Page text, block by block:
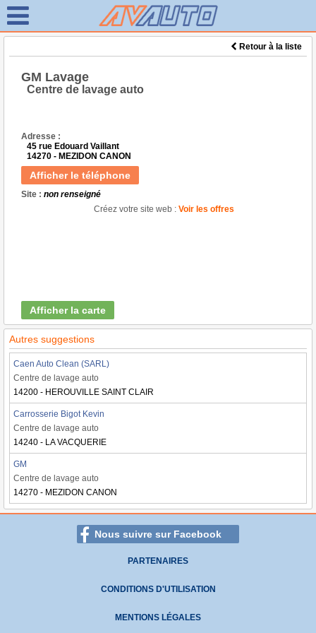
Retour à la liste
GM Lavage
Centre de lavage auto
Adresse :
45 rue Edouard Vaillant
14270 - MEZIDON CANON
Afficher le téléphone
Site : non renseigné
Créez votre site web : Voir les offres
Afficher la carte
Autres suggestions
Caen Auto Clean (SARL)
Centre de lavage auto
14200 - HEROUVILLE SAINT CLAIR
Carrosserie Bigot Kevin
Centre de lavage auto
14240 - LA VACQUERIE
GM
Centre de lavage auto
14270 - MEZIDON CANON
Nous suivre sur Facebook
PARTENAIRES
CONDITIONS D'UTILISATION
MENTIONS LÉGALES